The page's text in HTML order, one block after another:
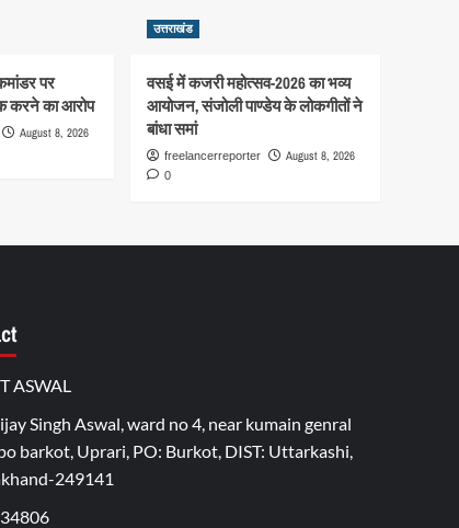
पर
करने का आरोप
August 8, 2026
उत्तराखंड
वसई में कजरी महोत्सव-2026 का भव्य
आयोजन, संजोली पाण्डेय के लोकगीतों ने
बांधा समां
freelancerreporter August 8, 2026
0
ASWAL
Singh Aswal, ward no 4, near kumain genral
barkot, Uprari, PO: Burkot, DIST: Uttarkashi,
249141